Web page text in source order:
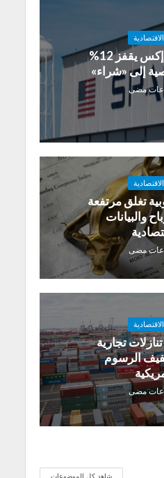
سهم سبيس إكس يقفز 12%
إلى «شراء»
تغلق مرتفعة
والبيانات
تجارية
الرسوم